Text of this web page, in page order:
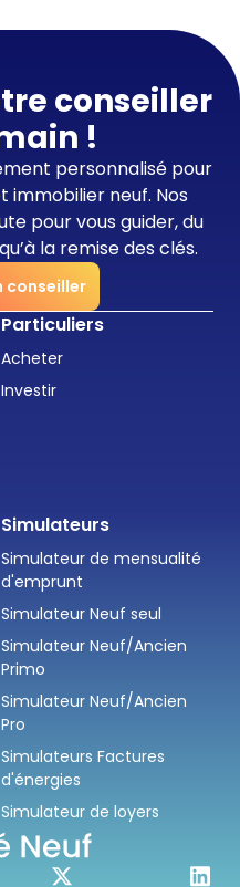
conseiller
!
personnalisé pour
neuf. Nos
pour vous guider, du
la remise des clés.
conseiller
Particuliers
Acheter
Investir
Simulateurs
Simulateur de mensualité
d'emprunt
Simulateur Neuf seul
Simulateur Neuf/Ancien
Primo
Simulateur Neuf/Ancien
Pro
Simulateurs Factures
d'énergies
Simulateur de loyers